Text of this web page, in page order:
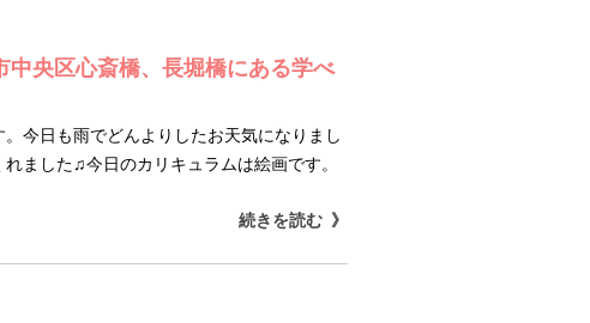
央区心斎橋、長堀橋にある学べ
今日も雨でどんよりしたお天気になりまし
ました♫今日のカリキュラムは絵画です。
続きを読む